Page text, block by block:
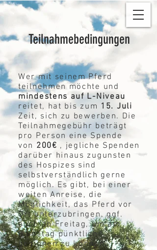
Teilnahmebedingungen
Wer mit seinem Pferd
teilnehmen möchte und
mindestens auf L-Niveau
reitet, hat bis zum 15. Juli
Zeit, sich zu bewerben. Die
Teilnahmegebühr beträgt
pro Person eine Spende
von 200€ , jegliche Spenden
darüber hinaus zugunsten
des Hospizes sind
selbstverständlich gerne
möglich. Es gibt, bei einer
weiten Anreise, die
Möglichkeit, das Pferd vor
Ort unterzubringen, ggf.
auch ab Freitag, um am
Samstag pünktlich
beginnen zu können.